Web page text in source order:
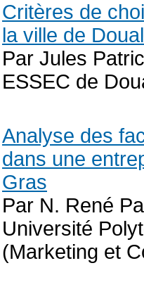
Critères de
la ville de
Par Jules
ESSEC de
Analyse des
dans une
Gras
Par N. René
Université
(Marketing et